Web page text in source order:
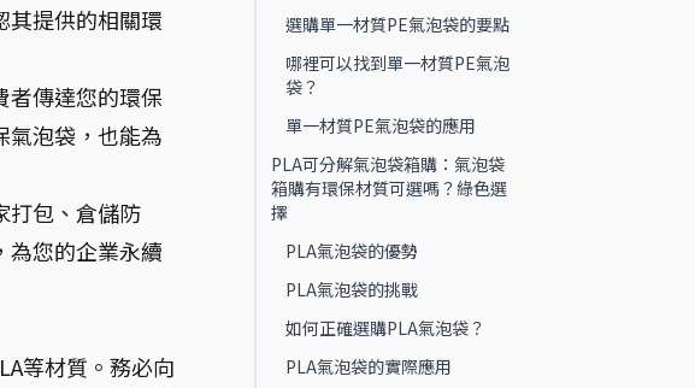
其提供的相關環
者傳達您的環保
氣泡袋，也能為
打包、倉儲防
為您的企業永續
等材質。務必向
選購單一材質PE氣泡袋的要點
哪裡可以找到單一材質PE氣泡
袋？
單一材質PE氣泡袋的應用
PLA可分解氣泡袋箱購：氣泡袋
箱購有環保材質可選嗎？綠色選
擇
PLA氣泡袋的優勢
PLA氣泡袋的挑戰
如何正確選購PLA氣泡袋？
PLA氣泡袋的實際應用